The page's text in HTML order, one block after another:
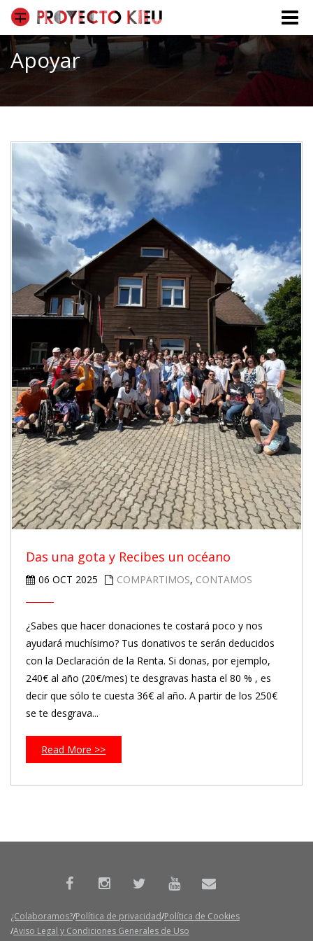
Toggle
Apoyar
Das una gota y Recibes un océano
06 OCT 2025 COMPARTIMOS, CONTAMOS
¿Sabes que hacer donaciones te costará poco y nos
ayudará muchísimo? Tus donativos te serán deducidos
con la Declaración de la Renta. Si donas, por ejemplo,
240€ al año (20€/mes) te desgravas hasta el 80 % , es
decir que sólo te cuesta 36€ al año. A partir de los 250€
se te desgrava...
Read More >>
¿Colaboramos? Política de privacidad Política de Cookies
Aviso Legal y Condiciones Generales de Uso